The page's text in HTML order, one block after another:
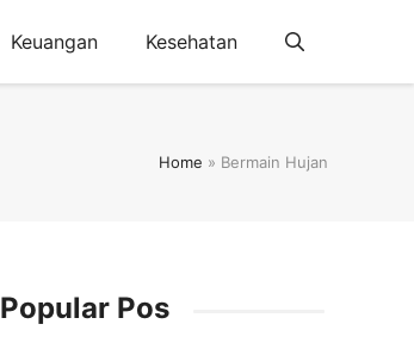
Keuangan Kesehatan
Home » Bermain Hujan
Popular Pos